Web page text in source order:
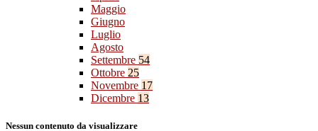
Maggio
Giugno
Luglio
Agosto
Settembre 54
Ottobre 25
Novembre 17
Dicembre 13
Nessun contenuto da visualizzare